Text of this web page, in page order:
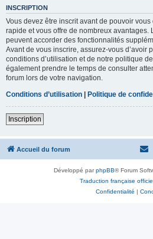
INSCRIPTION
Vous devez être inscrit avant de pouvoir vous
rapide et vous offre de nombreux avantages.
peuvent accorder des fonctionnalités
Avant de vous inscrire, assurez-vous d’avoir
conditions d’utilisation et de notre politique
également prendre le temps de consulter
forum lors de votre navigation.
Conditions d’utilisation
Politique de
Inscription
Accueil du forum
Développé parphpBB® Forum
Traduction française
Confidentialité |